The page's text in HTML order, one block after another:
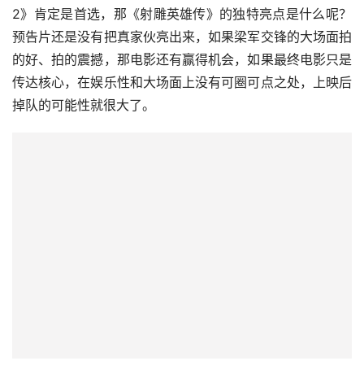
2》肯定是首选，那《射雕英雄传》的独特亮点是什么呢？
预告片还是没有把真家伙亮出来，如果梁军交锋的大场面拍
的好、拍的震撼，那电影还有赢得机会，如果最终电影只是
传达核心，在娱乐性和大场面上没有可圈可点之处，上映后
掉队的可能性就很大了。